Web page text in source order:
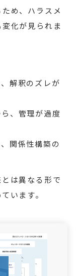
め、ハラスメ
化が見られま
解釈のズレが
、管理が過度
関係性構築の
は異なる形で
います。